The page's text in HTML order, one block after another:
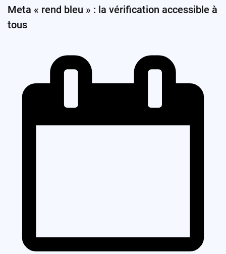
Meta « rend bleu » : la vérification accessible à
tous